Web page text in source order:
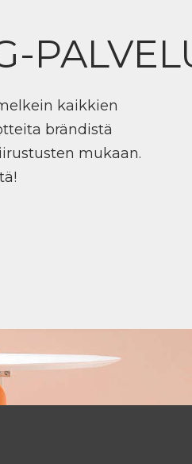
kaikkien
brändistä
mukaan.